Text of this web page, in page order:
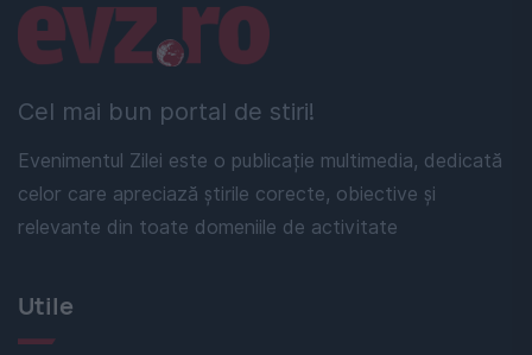
Cel mai bun portal de stiri!
Evenimentul Zilei este o publicație multimedia, dedicată
celor care apreciază știrile corecte, obiective și
relevante din toate domeniile de activitate
Linkuri utile
Utile